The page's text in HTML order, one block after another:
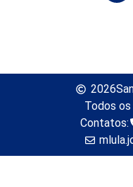
2026
Todos
Contatos: